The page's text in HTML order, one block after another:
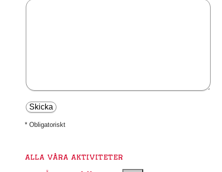
* Obligatoriskt
alla våra aktiviteter